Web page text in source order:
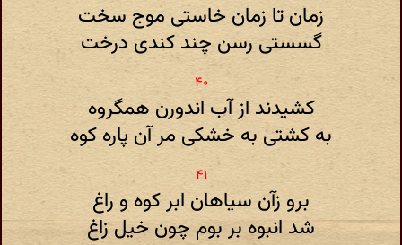
زمان تا زمان خاستی موج سخت
گسستی رسن چند کندی درخت
کشیدند از آب اندورن همگروه
به کشتی به خشکی مر آن پاره کوه
برو زآن سیاهان ابر کوه و راغ
شد انبوه بر بوم چون خیل زاغ